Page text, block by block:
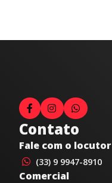
Contato
Fale com o locutor
(33) 9 9947-8910
Comercial